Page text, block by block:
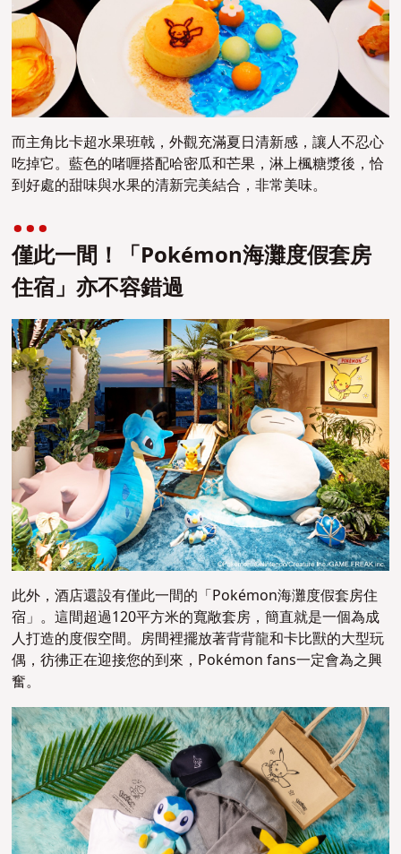
而主角比卡超水果班戟，外觀充滿夏日清新感，讓人不忍心
吃掉它。藍色的啫喱搭配哈密瓜和芒果，淋上楓糖漿後，恰
到好處的甜味與水果的清新完美結合，非常美味。
僅此一間！「Pokémon海灘度假套房
住宿」亦不容錯過
此外，酒店還設有僅此一間的「Pokémon海灘度假套房住
宿」。這間超過120平方米的寬敞套房，簡直就是一個為成
人打造的度假空間。房間裡擺放著背背龍和卡比獸的大型玩
偶，彷彿正在迎接您的到來，Pokémon fans一定會為之興
奮。